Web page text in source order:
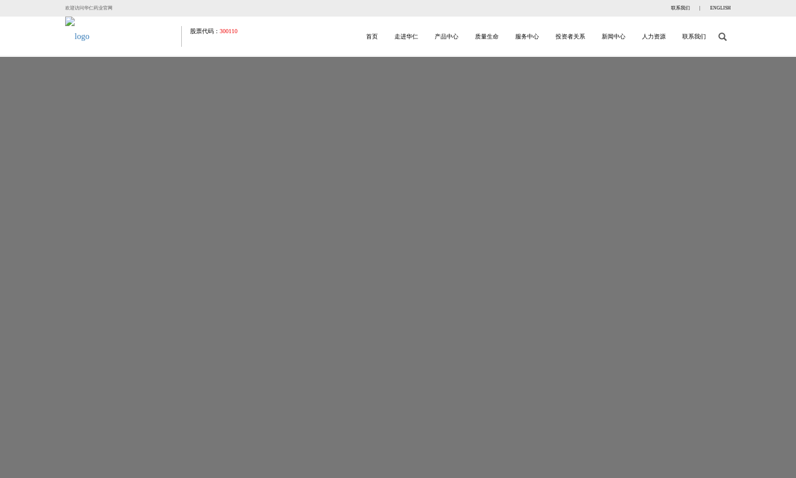
欢迎访问华仁药业官网 联系我们 ENGLISH
股票代码： 300110
首页
走进华仁 产品中心 质量生命 服务中心 投资者关系 新闻中心 人力资源 联系我们